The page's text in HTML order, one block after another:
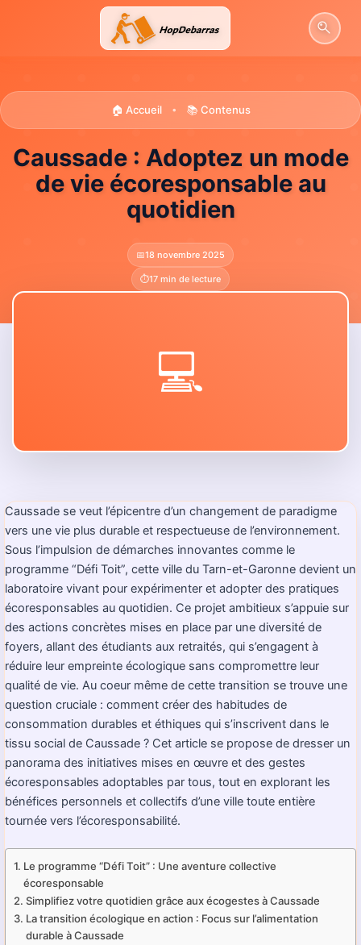
🏠 Accueil • 📚 Contenus
Caussade : Adoptez un mode
de vie écoresponsable au
quotidien
📅18 novembre 2025
⏱️17 min de lecture
💻
Caussade se veut l’épicentre d’un changement de paradigme
vers une vie plus durable et respectueuse de l’environnement.
Sous l’impulsion de démarches innovantes comme le
programme “Défi Toit”, cette ville du Tarn-et-Garonne devient un
laboratoire vivant pour expérimenter et adopter des pratiques
écoresponsables au quotidien. Ce projet ambitieux s’appuie sur
des actions concrètes mises en place par une diversité de
foyers, allant des étudiants aux retraités, qui s’engagent à
réduire leur empreinte écologique sans compromettre leur
qualité de vie. Au coeur même de cette transition se trouve une
question cruciale : comment créer des habitudes de
consommation durables et éthiques qui s’inscrivent dans le
tissu social de Caussade ? Cet article se propose de dresser un
panorama des initiatives mises en œuvre et des gestes
écoresponsables adoptables par tous, tout en explorant les
bénéfices personnels et collectifs d’une ville toute entière
tournée vers l’écoresponsabilité.
Le programme “Défi Toit” : Une aventure collective
écoresponsable
Simplifiez votre quotidien grâce aux écogestes à Caussade
La transition écologique en action : Focus sur l’alimentation
durable à Caussade